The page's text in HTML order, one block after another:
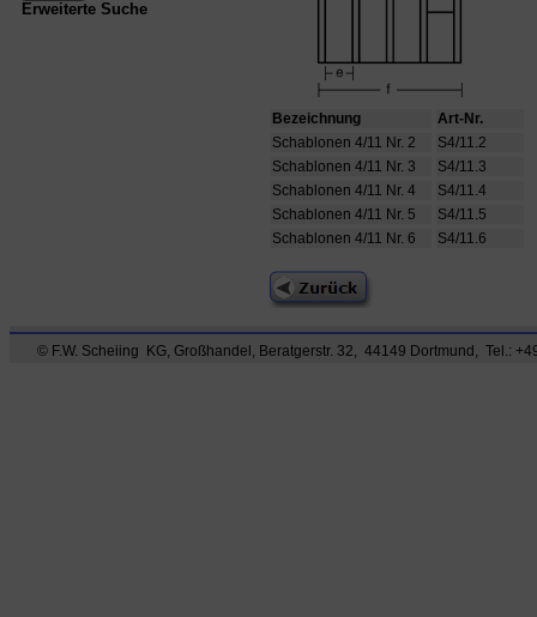
Erweiterte Suche
Bezeichnung
Art-Nr.
Schablonen 4/11 Nr. 2
S4/11.2
Schablonen 4/11 Nr. 3
S4/11.3
Schablonen 4/11 Nr. 4
S4/11.4
Schablonen 4/11 Nr. 5
S4/11.5
Schablonen 4/11 Nr. 6
S4/11.6
© F.W. Scheiing KG, Großhandel, Beratgerstr. 32, 44149 Dortmund, Tel.: